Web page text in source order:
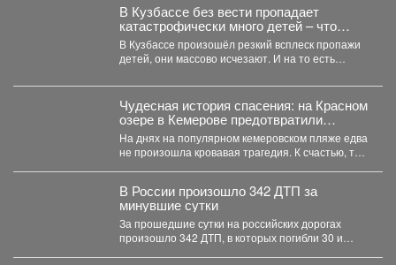
В Кузбассе без вести пропадает
катастрофически много детей – что
происходит
В Кузбассе произошёл резкий всплеск пропажи
детей, они массово исчезают. И на то есть
Чудесная история спасения: на Красном
озере в Кемерове предотвратили
трагедию
На днях на популярном кемеровском пляже едва
не произошла кровавая трагедия. К счастью, там
В России произошло 342 ДТП за
минувшие сутки
За прошедшие сутки на российских дорогах
произошло 342 ДТП, в которых погибли 30 и